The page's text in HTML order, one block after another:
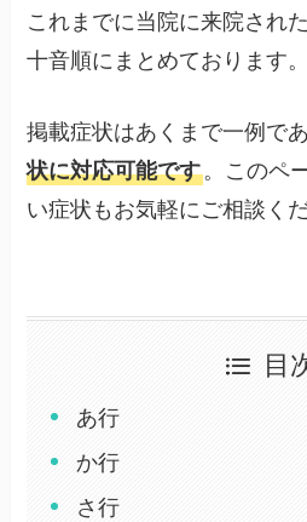
これまでに当院に来院され
十音順にまとめております。
掲載症状はあくまで一例で
状に対応可能です。このペ
い症状もお気軽にご相談くだ
目
あ行
か行
さ行